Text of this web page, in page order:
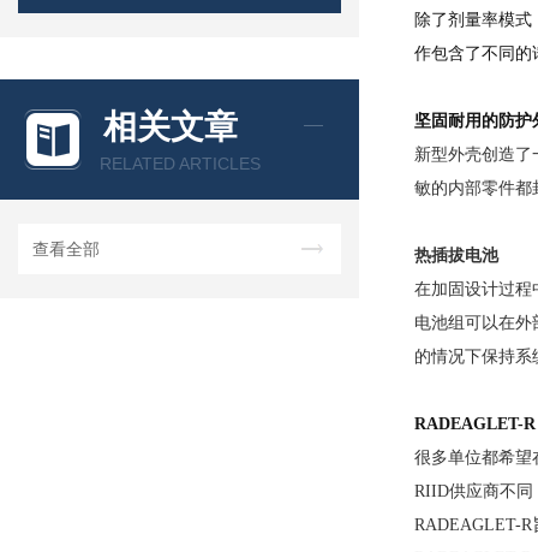
相关文章
RELATED ARTICLES
查看全部
除了剂量率模式
作包含了不同的
坚固耐用的防护
新型外壳创造
敏的内部零件都
热插拔电池
在加固设计过程
电池组可以在
的情况下保持
RADEAGLET-
很多单位都希望
RIID供应商不同
RADEAGLET-R